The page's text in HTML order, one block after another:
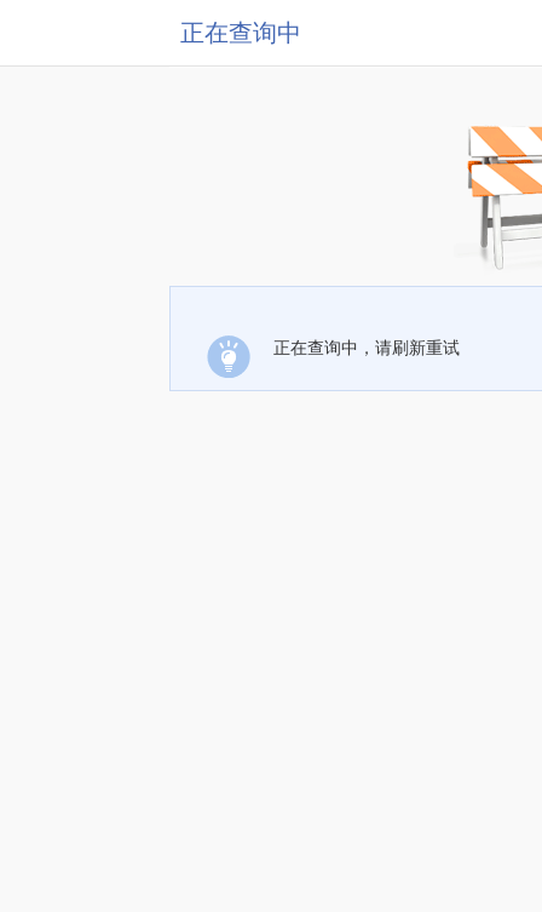
正在查询中
正在查询中，请刷新重试